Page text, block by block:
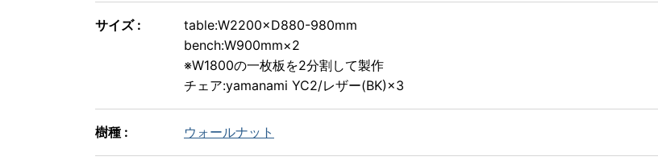
サイズ :
table:W2200×D880-980mm
bench:W900mm×2
※W1800の一枚板を2分割して製作
チェア:yamanami YC2/レザー(BK)×3
樹種 : ウォールナット